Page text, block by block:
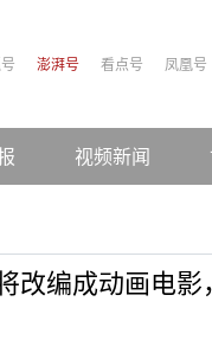
澎湃号 看点号 凤凰号
视频新闻
改编成动画电